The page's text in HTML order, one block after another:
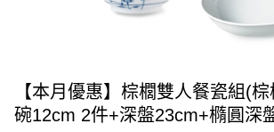
【本月優惠】棕櫚雙人餐瓷組(
碗12cm 2件+深盤23cm+橢圓深